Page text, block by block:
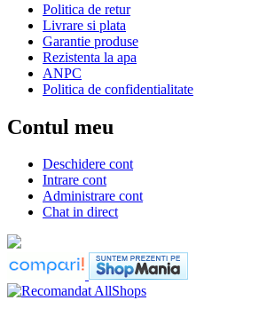
Politica de retur
Livrare si plata
Garantie produse
Rezistenta la apa
ANPC
Politica de confidentialitate
Contul meu
Deschidere cont
Intrare cont
Administrare cont
Chat in direct